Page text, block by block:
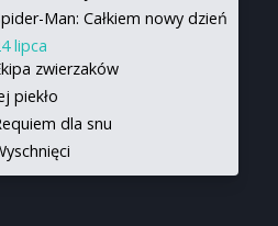
Man: Całkiem nowy dzień
lipca
zwierzaków
piekło
dla snu